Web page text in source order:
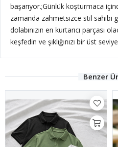
başarıyor.;Günlük koşturmaca
zamanda zahmetsizce stil sahibi
dolabınızın en kurtarıcı parçası
keşfedin ve şıklığınızı bir üst
Benzer